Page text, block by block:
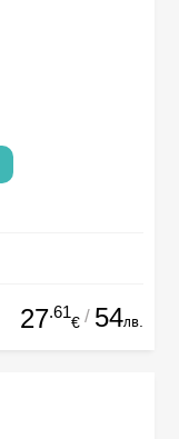
27.61
€ / 54лв.